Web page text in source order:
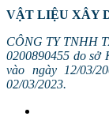
VẬT LIỆU XÂY
CÔNG TY TNHH
0200890455 do sở
vào ngày 12/03/
02/03/2023.